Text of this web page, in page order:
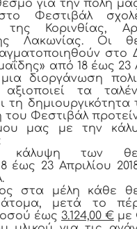
για την πόλη
Φεστιβάλ
Κορινθίας,
Λακωνίας. Οι
στο
από 18 έως 23
διοργάνωση
τα
δημιουργικότητα
Φεστιβάλ
μας με την
κάλυψη των
23 Απριλίου
στα μέλη κάθε
μετά το
έως 3.124,00 € με